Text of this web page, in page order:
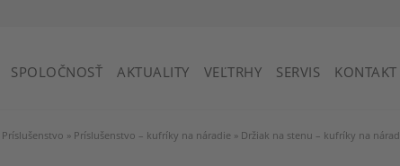
SPOLOČNOSŤ AKTUALITY VEĽTRHY SERVIS KONTAKT
Príslušenstvo » Príslušenstvo – kufríky na náradie » Držiak na stenu – kufríky na